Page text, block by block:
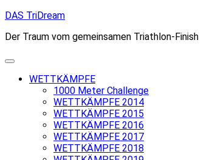
Skip
content
DAS TriDream
Der Traum vom gemeinsamen Triathlon-Finish
WETTKÄMPFE
1000 Meter Challenge
WETTKÄMPFE 2014
WETTKÄMPFE 2015
WETTKÄMPFE 2016
WETTKÄMPFE 2017
WETTKÄMPFE 2018